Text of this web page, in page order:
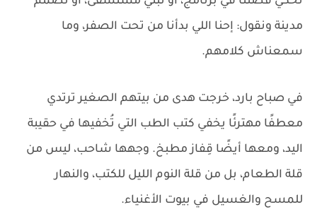
مدينة ونقول: إحنا اللي بدأنا من تحت الصفر، وما
سمعناش كلامهم.
في صباح بارد، خرجت هدى من بيتهم الصغير ترتدي
معطفًا مهترئًا يخفي كتب الطب التي تُخفيها في حقيبة
اليد، ومعها أيضًا قِفاز مطبخ. وجهها شاحب، ليس من
قلة الطعام، بل من قلة النوم الليل للكتب، والنهار
للمسح والغسيل في بيوت الأغنياء.